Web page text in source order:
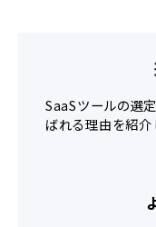
SaaSツールの選
ばれる理由を紹介